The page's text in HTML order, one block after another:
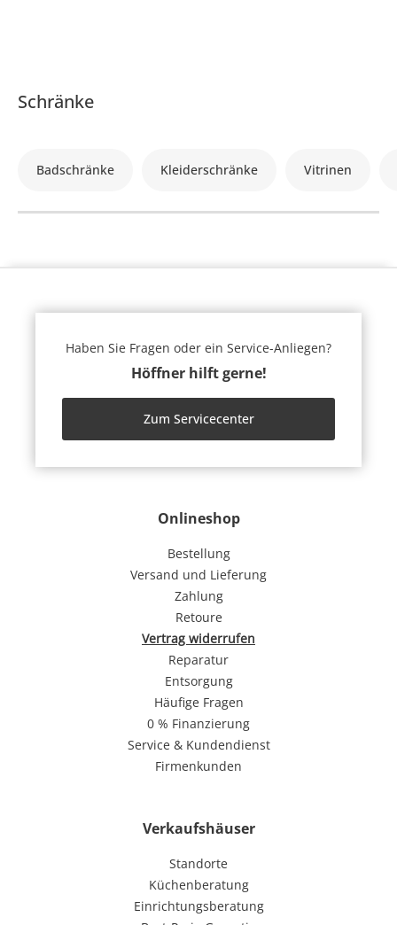
Schränke
Badschränke Kleiderschränke Vitrinen
Onlineshop
Bestellung
Versand und Lieferung
Zahlung
Retoure
Vertrag widerrufen
Reparatur
Entsorgung
Häufige Fragen
0 % Finanzierung
Service & Kundendienst
Firmenkunden
Verkaufshäuser
Standorte
Küchenberatung
Einrichtungsberatung
Haben Sie Fragen oder ein Service-Anliegen?
Höffner hilft gerne!
Zum Servicecenter